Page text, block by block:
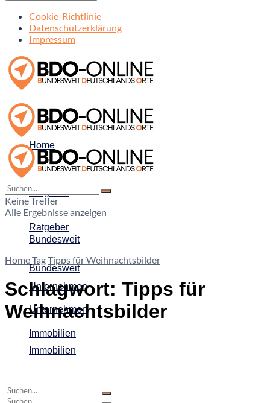
Cookie-Richtlinie
Datenschutzerklärung
Impressum
Home
Ratgeber
Bundesweit
Unternehmen
Immobilien
Home
Ratgeber
Bundesweit
Unternehmen
Immobilien
Keine Treffer
Alle Ergebnisse anzeigen
HomeTagTipps für Weihnachtsbilder
Schlagwort: Tipps für
Weihnachtsbilder